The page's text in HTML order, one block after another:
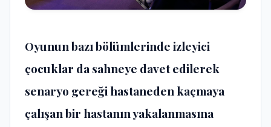
Oyunun bazı bölümlerinde izleyici
çocuklar da sahneye davet edilerek
senaryo gereği hastaneden kaçmaya
çalışan bir hastanın yakalanmasına